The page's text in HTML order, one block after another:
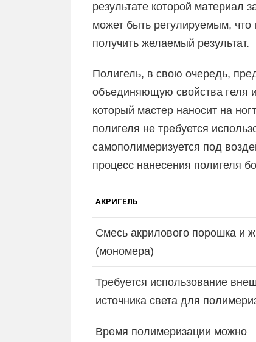
результате которой материал
может быть регулируемым, что
получить желаемый результат.
Полигель, в свою очередь,
объединяющую свойства геля
который мастер наносит на
полигеля не требуется
самополимеризуется под
процесс нанесения полигеля
АКРИГЕЛЬ
Смесь акрилового порошка и
(мономера)
Требуется использование
источника света для
Время полимеризации можно